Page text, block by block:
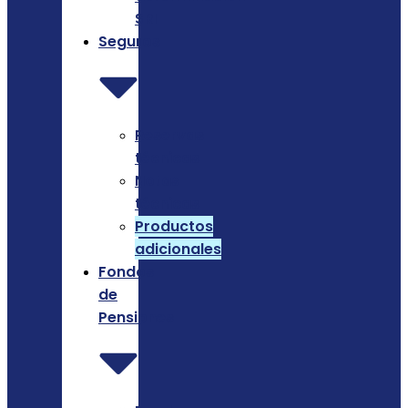
SRI
Seguros
Reservas
técnicas
Notas
técnicas
Productos
adicionales
Fondos
de
Pensiones